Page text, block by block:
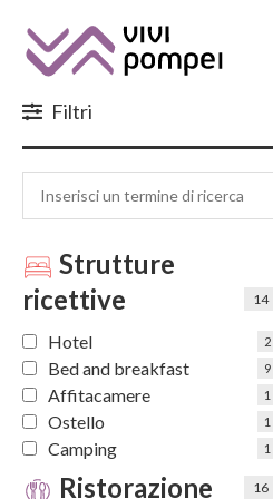
Filtri
Strutture
ricettive
14
Hotel 2
Bed and breakfast 9
Affitacamere 1
Ostello 1
Camping 1
Ristorazione 16
Iscriviti
Cogli
Letta l'informativa